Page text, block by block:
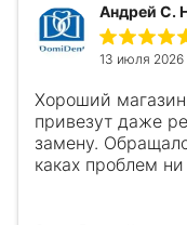
Андрей С.
13 июля 2026
Хороший
привезут даже
замену.
каках проблем